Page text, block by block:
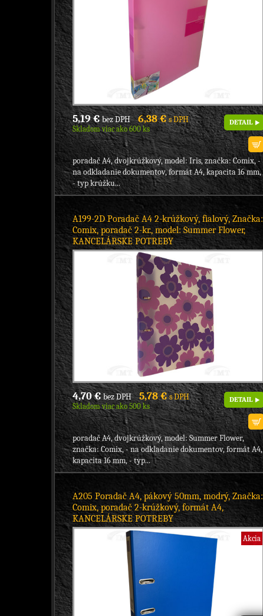
5,19 €bez DPH 6,38 €s DPH
Skladom viac ako 600 ks
DETAIL
poradač A4, dvojkrúžkový, model: Iris, značka: Comix, -
na odkladanie dokumentov, formát A4, kapacita 16 mm,
- typ krúžku...
A199-2D Poradač A4 2-krúžkový, fialový, Značka:
Comix, poradač 2-kr., model: Summer Flower,
KANCELÁRSKE POTREBY
4,70 €bez DPH 5,78 €s DPH
Skladom viac ako 500 ks
DETAIL
poradač A4, dvojkrúžkový, model: Summer Flower,
značka: Comix, - na odkladanie dokumentov, formát A4,
kapacita 16 mm, - typ...
A205 Poradač A4, pákový 50mm, modrý, Značka:
Comix, poradač 2-krúžkový, formát A4,
KANCELÁRSKE POTREBY
Akcia